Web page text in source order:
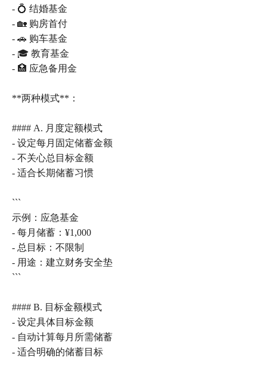
- 💍 结婚基金
- 🏡 购房首付
- 🚗 购车基金
- 🎓 教育基金
- 🏥 应急备用金
**两种模式**：
#### A. 月度定额模式
- 设定每月固定储蓄金额
- 不关心总目标金额
- 适合长期储蓄习惯
```
示例：应急基金
- 每月储蓄：¥1,000
- 总目标：不限制
- 用途：建立财务安全垫
```
#### B. 目标金额模式
- 设定具体目标金额
- 自动计算每月所需储蓄
- 适合明确的储蓄目标